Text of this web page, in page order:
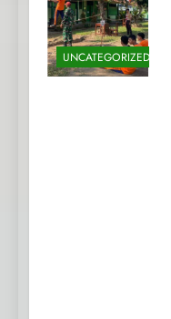
UNCATEGORIZED